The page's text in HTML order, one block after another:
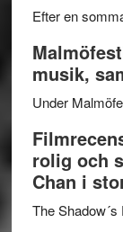
Efter en
musik,
Under
rolig och
Chan i
The